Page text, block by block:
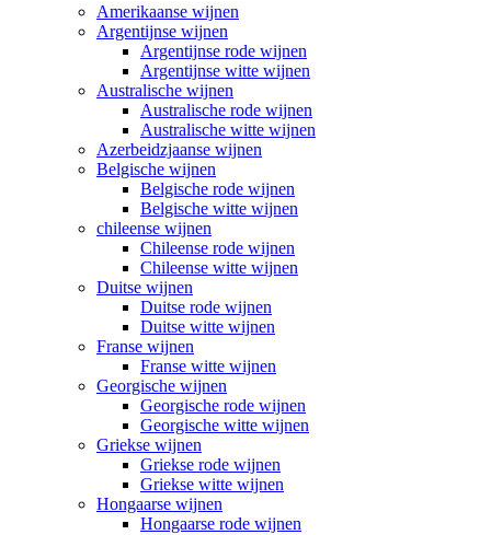
Amerikaanse wijnen
Argentijnse wijnen
Argentijnse rode wijnen
Argentijnse witte wijnen
Australische wijnen
Australische rode wijnen
Australische witte wijnen
Azerbeidzjaanse wijnen
Belgische wijnen
Belgische rode wijnen
Belgische witte wijnen
chileense wijnen
Chileense rode wijnen
Chileense witte wijnen
Duitse wijnen
Duitse rode wijnen
Duitse witte wijnen
Franse wijnen
Franse witte wijnen
Georgische wijnen
Georgische rode wijnen
Georgische witte wijnen
Griekse wijnen
Griekse rode wijnen
Griekse witte wijnen
Hongaarse wijnen
Hongaarse rode wijnen